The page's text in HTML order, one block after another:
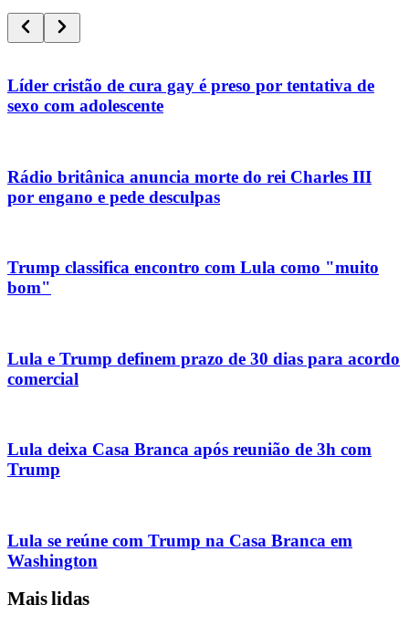
Líder cristão de cura gay é preso por tentativa de
sexo com adolescente
Rádio britânica anuncia morte do rei Charles III
por engano e pede desculpas
Trump classifica encontro com Lula como "muito
bom"
Lula e Trump definem prazo de 30 dias para acordo
comercial
Lula deixa Casa Branca após reunião de 3h com
Trump
Lula se reúne com Trump na Casa Branca em
Washington
Mais lidas